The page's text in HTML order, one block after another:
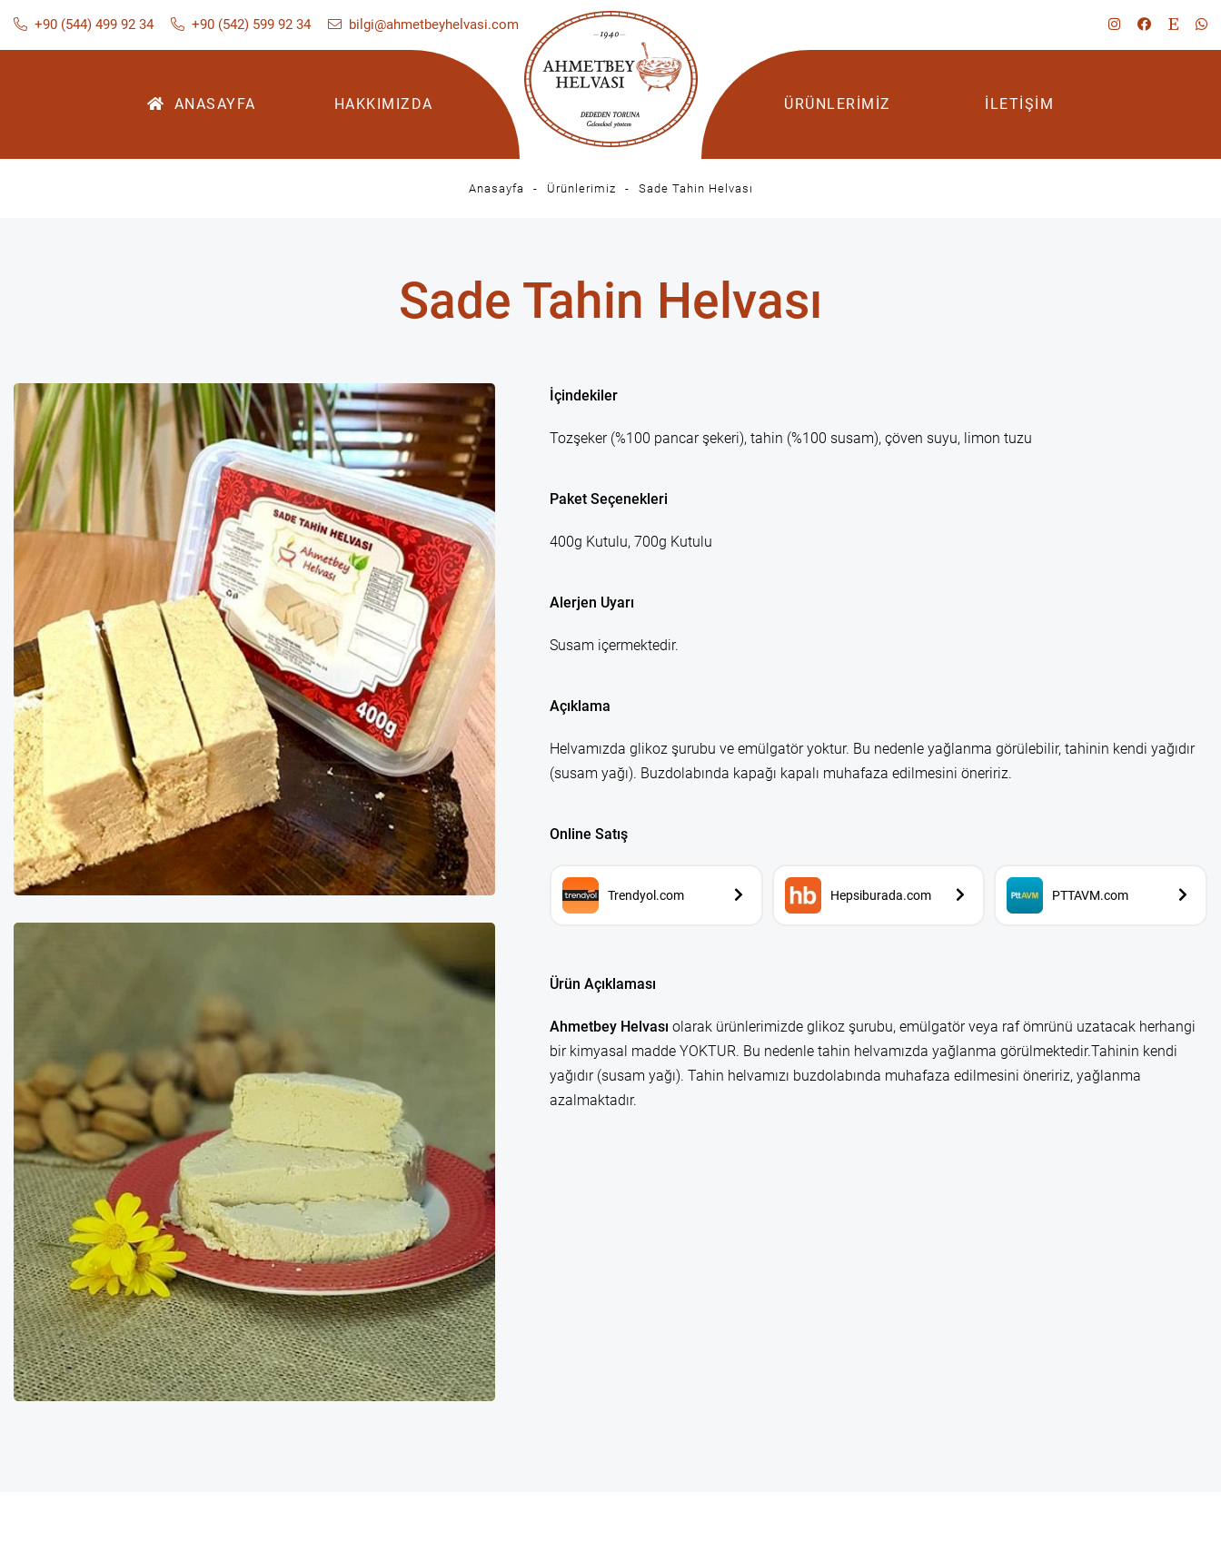
+90 (544) 499 92 34 +90 (542) 599 92 34 bilgi@ahmetbeyhelvasi.com
ANASAYFA HAKKIMIZDA ÜRÜNLERIMIZ İLETIŞIM
Anasayfa Ürünlerimiz Sade Tahin Helvası
Sade Tahin Helvası
İçindekiler
Tozşeker (%100 pancar şekeri), tahin (%100 susam), çöven suyu, limon tuzu
Paket Seçenekleri
400g Kutulu, 700g Kutulu
Alerjen Uyarı
Susam içermektedir.
Açıklama
Helvamızda glikoz şurubu ve emülgatör yoktur. Bu nedenle yağlanma görülebilir, tahinin kendi yağıdır
(susam yağı). Buzdolabında kapağı kapalı muhafaza edilmesini öneririz.
Online Satış
Trendyol.com Hepsiburada.com PTTAVM.com
Ürün Açıklaması
Ahmetbey Helvası olarak ürünlerimizde glikoz şurubu, emülgatör veya raf ömrünü uzatacak herhangi
bir kimyasal madde YOKTUR. Bu nedenle tahin helvamızda yağlanma görülmektedir.Tahinin kendi
yağıdır (susam yağı). Tahin helvamızı buzdolabında muhafaza edilmesini öneririz, yağlanma
azalmaktadır.